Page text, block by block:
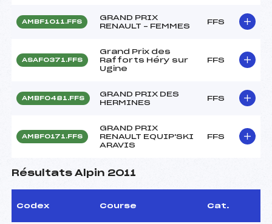
AMBF1011.FFS
GRAND PRIX
RENAULT – FEMMES
FFS
ASAF0371.FFS
Grand Prix des
Rafforts Héry sur
Ugine
FFS
AMBF0481.FFS
GRAND PRIX DES
HERMINES
FFS
AMBF0171.FFS
GRAND PRIX
RENAULT EQUIP'SKI
ARAVIS
FFS
Résultats Alpin 2011
Codex Course Cat.